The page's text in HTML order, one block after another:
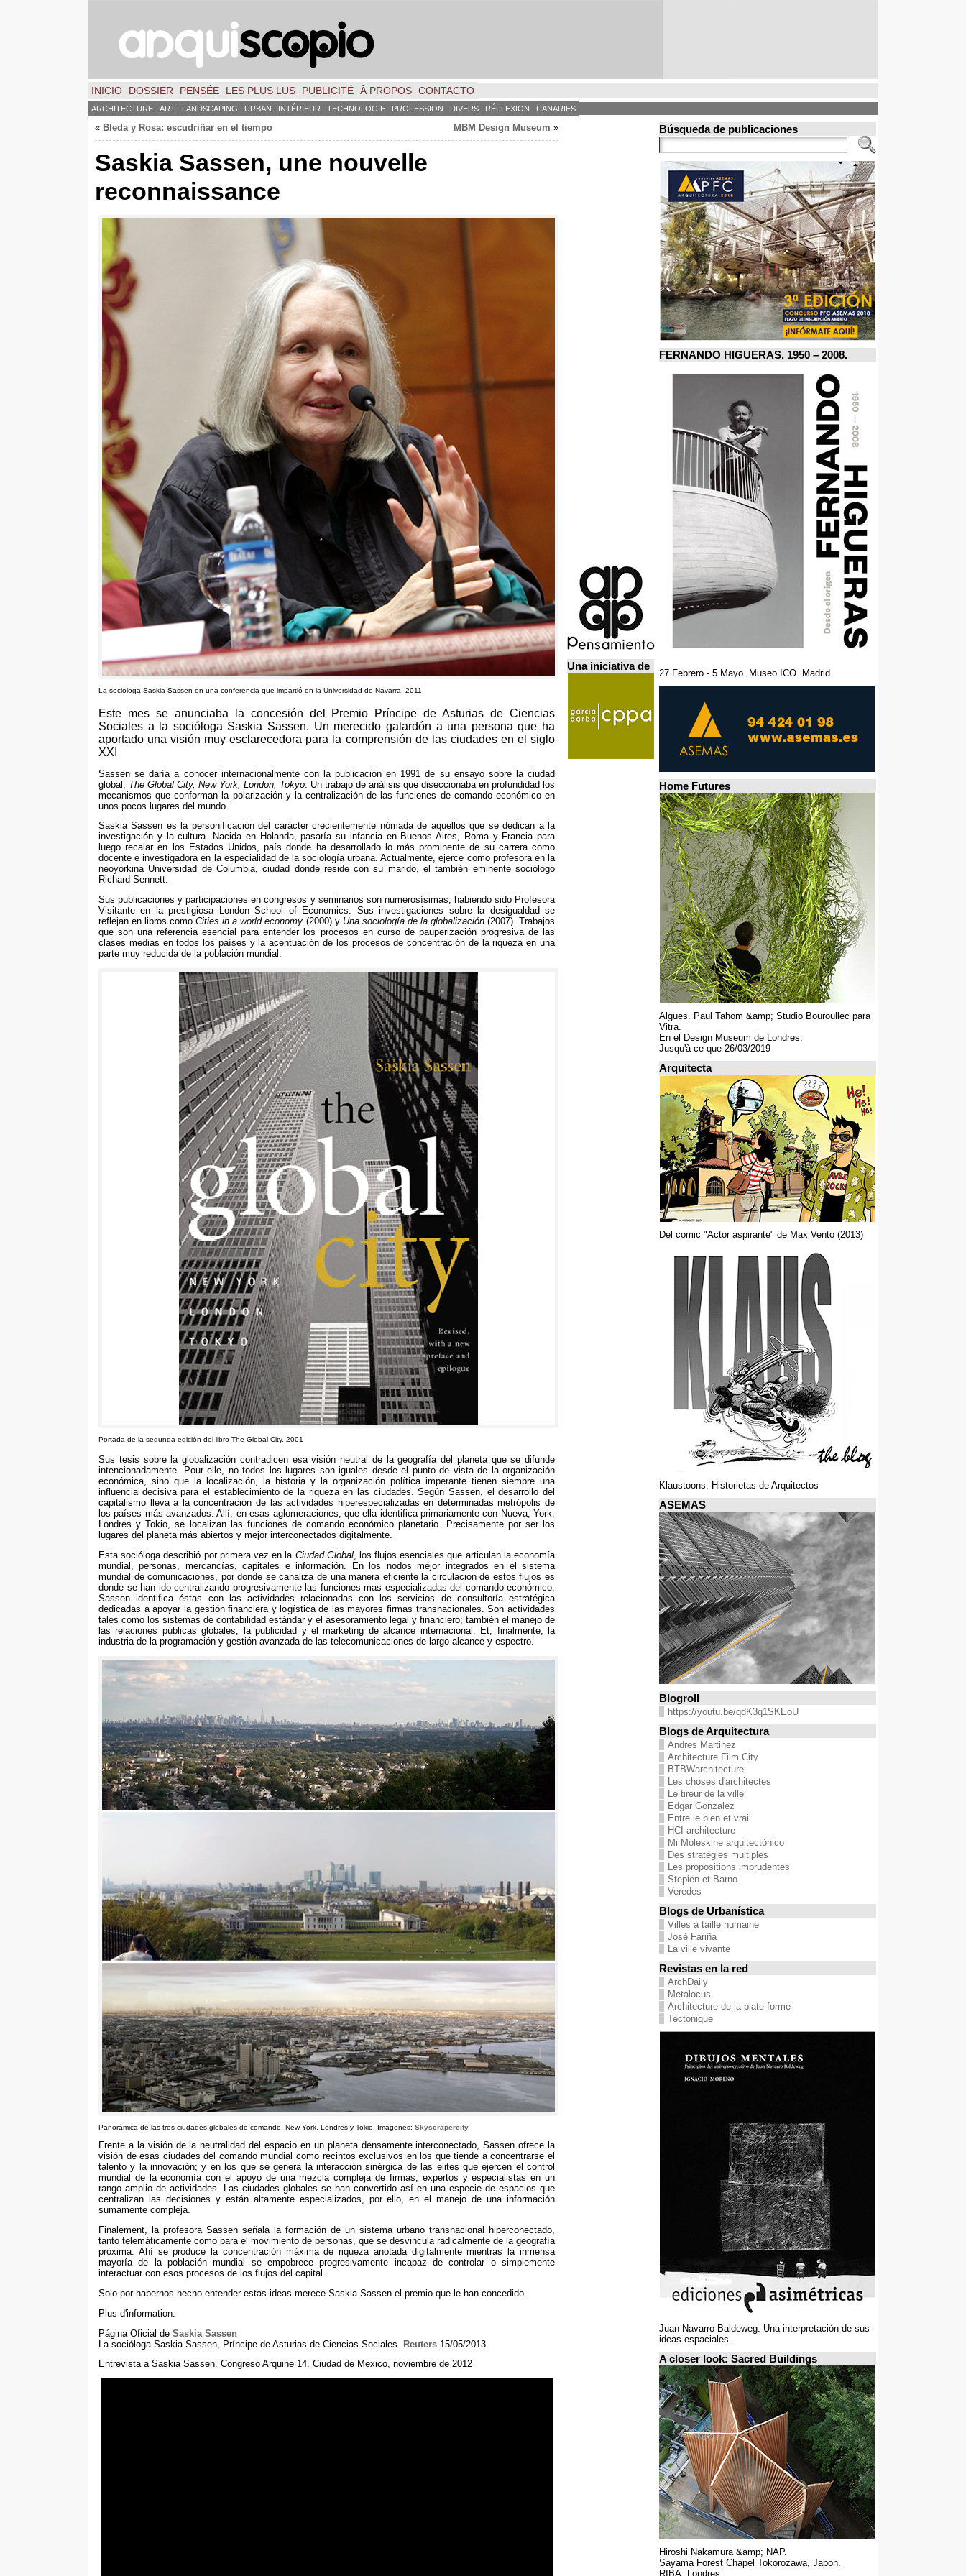
INICIO DOSSIER PENSÉE LES PLUS LUS PUBLICITÉ À PROPOS CONTACTO
ARCHITECTURE ART LANDSCAPING URBAN INTÉRIEUR TECHNOLOGIE PROFESSION DIVERS RÉFLEXION CANARIES
« Bleda y Rosa: escudriñar en el tiempo MBM Design Museum »
Saskia Sassen, une nouvelle
reconnaissance
La sociologa Saskia Sassen en una conferencia que impartió en la Universidad de Navarra. 2011
Este mes se anunciaba la concesión del Premio Príncipe de Asturias de Ciencias
Sociales a la socióloga Saskia Sassen. Un merecido galardón a una persona que ha
aportado una visión muy esclarecedora para la comprensión de las ciudades en el siglo
XXI
Sassen se daría a conocer internacionalmente con la publicación en 1991de su ensayo sobre la ciudad
global
The Global City, New York London Tokyo Un trabajo de análisis que diseccionaba en profundidad los
mecanismos que conforman la polarización y la centralización de las funciones de comando económico en
unos pocos lugares del mundo
Saskia Sassen es la personificación del carácter crecientemente nómada de aquellos que se dedican a la
investigación y la cultura. Nacida en Holanda,pasaría su infancia en Buenos Aires, Roma y Francia para
luego recalar en los Estados Unidos,país donde ha desarrollado lo más prominente de su carrera como
docente e investigadora en la especialidad de la sociología urbana.Actualmente,ejerce como profesora en la
neoyorkina Universidad de Columbia,ciudad donde reside con su marido,el también eminente sociólogo
Richard Sennett.
Sus publicaciones y participaciones en congresos y seminarios son numerosísimas, habiendo sido Profesora
Visitante en la prestigiosa London School of Economics. Sus investigaciones sobre la desigualdad se
reflejan en libros como Cities in a world economy (2000) y Una sociología de la globalización(2007).Trabajos
que son una referencia esencial para entender los procesos en curso de pauperización progresiva de las
clases medias en todos los países y la acentuación de los procesos de concentración de la riqueza en una
parte muy reducida de la población mundial .
Portada de la segunda edición del libro The Global City. 2001
Sus tesis sobre la globalización contradicen esa visión neutral de la geografía del planeta que se difunde
intencionadamente . Pour elle, no todos los lugares son iguales desde el punto de vista de la organización
económica
sino que la localización
la historia y la organización política imperante tienen siempre una
influencia decisiva para el establecimiento de la riqueza en las ciudades .Según Sassen
el desarrollo del
capitalismo lleva a la concentración de las actividades hiperespecializadas en determinadas metrópolis de
los países más avanzados . Allí, en esas aglomeraciones que ella identifica primariamente con Nueva,York
Londres y Tokio ,se localizan las funciones de comando económico planetario
Precisamente por ser los
lugares del planeta más abiertos y mejor interconectados digitalmente
Esta socióloga describió por primera vez en la Ciudad Global,
los flujos esenciales que articulan la economía
mundial
,personas mercancías ,capitales e información
En los nodos mejor integrados en el sistema
mundial de comunicaciones
por donde se canaliza de una manera eficiente la circulación de estos flujos es
donde se han ido centralizando progresivamente las funciones mas especializadas del comando económico
Sassen identifica éstas con las actividades relacionadas con los servicios de consultoría estratégica
dedicadas a apoyar la gestión financiera y logística de las mayores firmas transnacionales .Son actividades
tales como los sistemas de contabilidad estándar y el asesoramiento legal y financiero; también el manejo de
las relaciones públicas globales
la publicidad y el marketing de alcance internacional . Et, finalmente,
la
industria de la programación y gestión avanzada de las telecomunicaciones de largo alcance y espectro
Panorámica de las tres ciudades globales de comando , New York, Londres y Tokio Imagenes: Skyscrapercity
Frente a la visión de la neutralidad del espacio en un planeta densamente interconectado,Sassen ofrece la
visión de esas ciudades del comando mundial como recintos exclusivos en los que tiende a concentrarse el
talento y la innovación;y en los que se genera la interacción sinérgica de las elites que ejercen el control
mundial de la economía con el apoyo de una mezcla compleja de firmas, expertos y especialistas en un
rango amplio de actividades. Las ciudades globales se han convertido así en una especie de espacios que
centralizan las decisiones y están altamente especializados, por ello,en el manejo de una información
sumamente compleja.
Finalement,
la profesora Sassen señala la formación de un sistema urbano transnacional hiperconectado,
tanto telemáticamente como para el movimiento de personas, que se desvincula radicalmente de la geografía
próxima. Ahí se produce la concentración máxima de riqueza anotada digitalmente mientras la inmensa
mayoría de la población mundial se empobrece progresivamente incapaz de controlar o simplemente
interactuar con esos procesos de los flujos del capital .
Solo por habernos hecho entender estas ideas merece Saskia Sassen el premio que le han concedido
Plus d'information:
Página Oficial de Saskia Sassen
La socióloga Saskia Sassen Príncipe de Asturias de Ciencias Sociales Reuters 15/05/2013
Entrevista a Saskia Sassen. Congreso Arquine 14. Ciudad de Mexico, noviembre de 2012
Una iniciativa de
Búsqueda de publicaciones
FERNANDO HIGUERAS. 1950 – 2008.
27 Febrero - 5 Mayo. Museo ICO. Madrid.
Home Futures
Algues. Paul Tahom &amp; Studio Bouroullec para
Vitra.
En el Design Museum de Londres.
Jusqu'à ce que 26/03/2019
Arquitecta
Del comic "Actor aspirante" de Max Vento (2013)
Klaustoons. Historietas de Arquitectos
ASEMAS
Blogroll
https://youtu.be/qdK3q1SKEoU
Blogs de Arquitectura
Andres Martinez
Architecture Film City
BTBWarchitecture
Les choses d'architectes
Le tireur de la ville
Edgar Gonzalez
Entre le bien et vrai
HCI architecture
Mi Moleskine arquitectónico
Des stratégies multiples
Les propositions imprudentes
Stepien et Barno
Veredes
Blogs de Urbanística
Villes à taille humaine
José Fariña
La ville vivante
Revistas en la red
ArchDaily
Metalocus
Architecture de la plate-forme
Tectonique
Juan Navarro Baldeweg. Una interpretación de sus
ideas espaciales.
A closer look: Sacred Buildings
Hiroshi Nakamura &amp; NAP.
Sayama Forest Chapel Tokorozawa, Japon.
RIBA, Londres.